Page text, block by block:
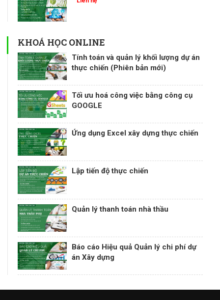
KHOÁ HỌC ONLINE
Tính toán và quản lý khối lượng dự án
thực chiến (Phiên bản mới)
Tối ưu hoá công việc bằng công cụ
GOOGLE
Ứng dụng Excel xây dựng thực chiến
Lập tiến độ thực chiến
Quản lý thanh toán nhà thầu
Báo cáo Hiệu quả Quản lý chi phí dự
án Xây dựng